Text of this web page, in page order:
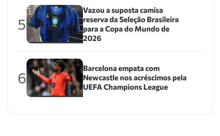
5
Vazou a suposta camisa
reserva da Seleção Brasileira
para a Copa do Mundo de
2026
6
Barcelona empata com
Newcastle nos acréscimos pela
UEFA Champions League